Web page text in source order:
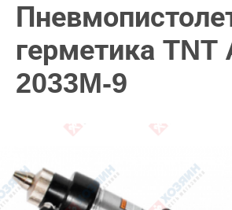
герметика TNT
2033M-9